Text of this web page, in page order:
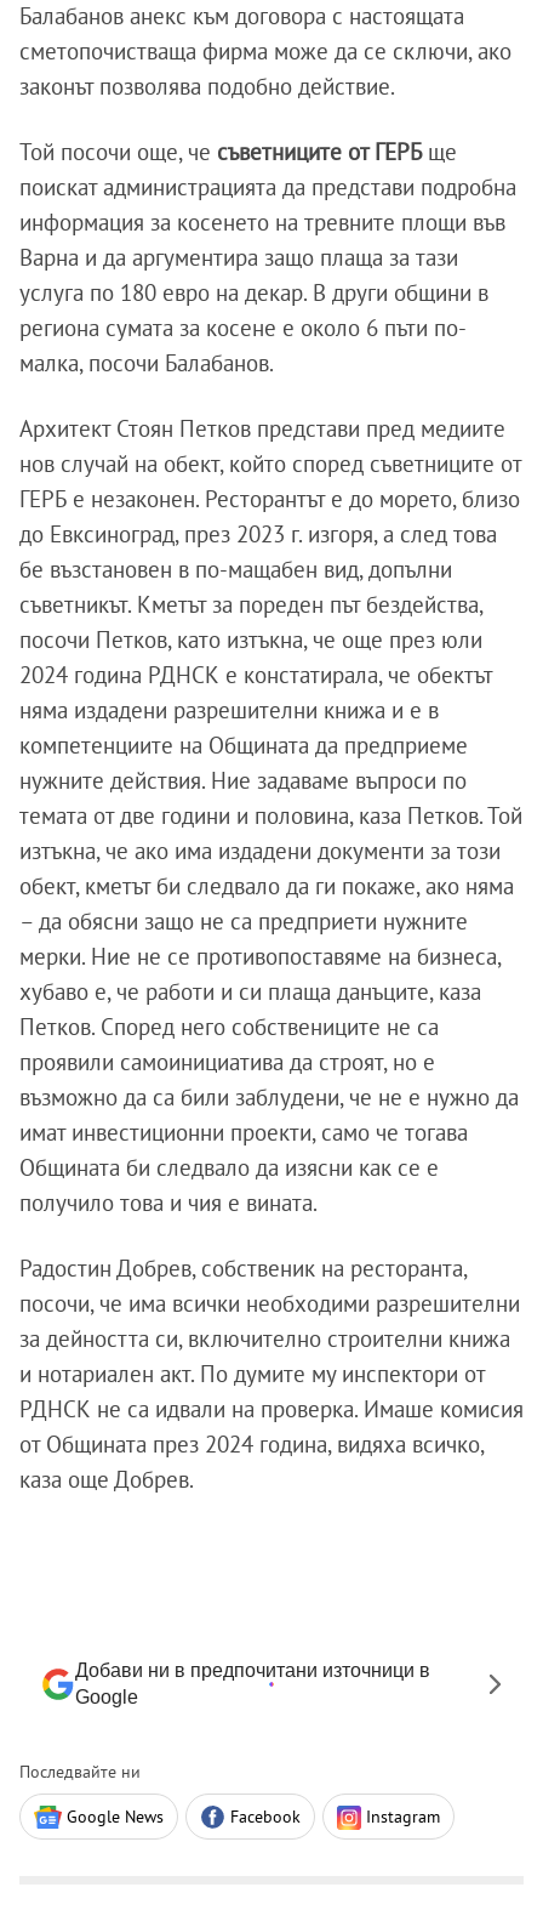
Балабанов анекс към договора с настоящата
сметопочистваща фирма може да се сключи, ако
законът позволява подобно действие.
Той посочи още, че съветниците от ГЕРБще
поискат администрацията да представи подробна
информация за косенето на тревните площи във
Варна и да аргументира защо плаща за тази
услуга по 180 евро на декар. В други общини в
региона сумата за косене е около 6 пъти по-
малка, посочи Балабанов.
Архитект Стоян Петков представи пред медиите
нов случай на обект, който според съветниците от
ГЕРБ е незаконен. Ресторантът е до морето, близо
до Евксиноград, през 2023 г. изгоря, а след това
бе възстановен в по-мащабен вид, допълни
съветникът. Кметът за пореден път бездейства,
посочи Петков, като изтъкна, че още през юли
2024 година РДНСК е констатирала, че обектът
няма издадени разрешителни книжа и е в
компетенциите на Общината да предприеме
нужните действия. Ние задаваме въпроси по
темата от две години и половина, каза Петков. Той
изтъкна, че ако има издадени документи за този
обект, кметът би следвало да ги покаже, ако няма
– да обясни защо не са предприети нужните
мерки. Ние не се противопоставяме на бизнеса,
хубаво е, че работи и си плаща данъците, каза
Петков. Според него собствениците не са
проявили самоинициатива да строят, но е
възможно да са били заблудени, че не е нужно да
имат инвестиционни проекти, само че тогава
Общината би следвало да изясни как се е
получило това и чия е вината.
Радостин Добрев, собственик на ресторанта,
посочи, че има всички необходими разрешителни
за дейността си, включително строителни книжа
и нотариален акт. По думите му инспектори от
РДНСК не са идвали на проверка. Имаше комисия
от Общината през 2024 година, видяха всичко,
каза още Добрев.
Добави ни в предпочитани източници в
Google
Последвайте ни
Google News Facebook Instagram